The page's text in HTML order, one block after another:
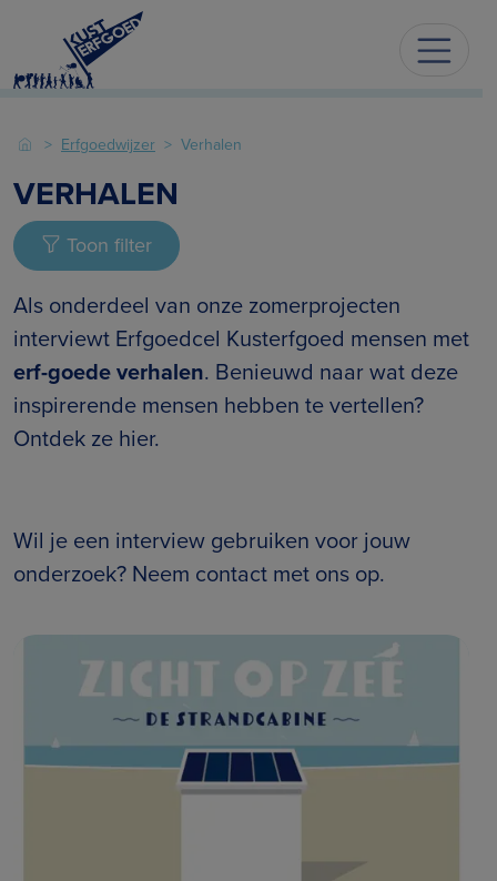
Erfgoedwijzer Verhalen
VERHALEN
Toon filter
Als onderdeel van onze zomerprojecten
interviewt Erfgoedcel Kusterfgoed mensen met
erf-goede verhalen. Benieuwd naar wat deze
inspirerende mensen hebben te vertellen?
Ontdek ze hier.
Wil je een interview gebruiken voor jouw
onderzoek? Neem contact met ons op.